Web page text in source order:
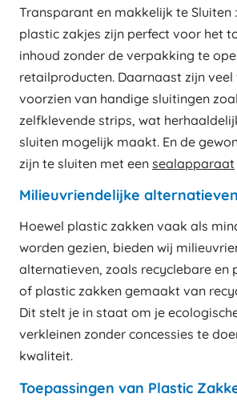
Transparant en makkelijk te Sluiten
plastic zakjes zijn perfect voor het
inhoud zonder de verpakking te
retailproducten. Daarnaast zijn veel
voorzien van handige sluitingen
zelfklevende strips, wat
sluiten mogelijk maakt. En de
zijn te sluiten met een sealapparaat
Milieuvriendelijke
Hoewel plastic zakken vaak als
worden gezien, bieden wij
alternatieven, zoals recyclebare en
of plastic zakken gemaakt van
Dit stelt je in staat om je
verkleinen zonder concessies te
kwaliteit.
Toepassingen van Plastic